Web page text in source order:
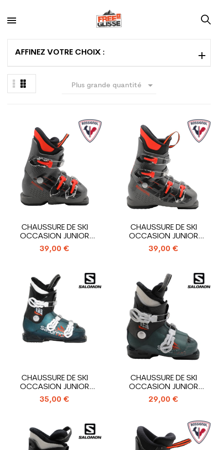
AFFINEZ VOTRE CHOIX :
Plus grande quantité 
CHAUSSURE DE SKI
OCCASION JUNIOR
ROSSIGNOL HERO J3_3...
39,00 €
CHAUSSURE DE SKI
OCCASION JUNIOR
ROSSIGNOL HERO J4_4...
39,00 €
CHAUSSURE DE SKI
OCCASION JUNIOR
SALOMON T3 RT_3...
35,00 €
CHAUSSURE DE SKI
OCCASION JUNIOR
SALOMON T2 RT_2...
29,00 €